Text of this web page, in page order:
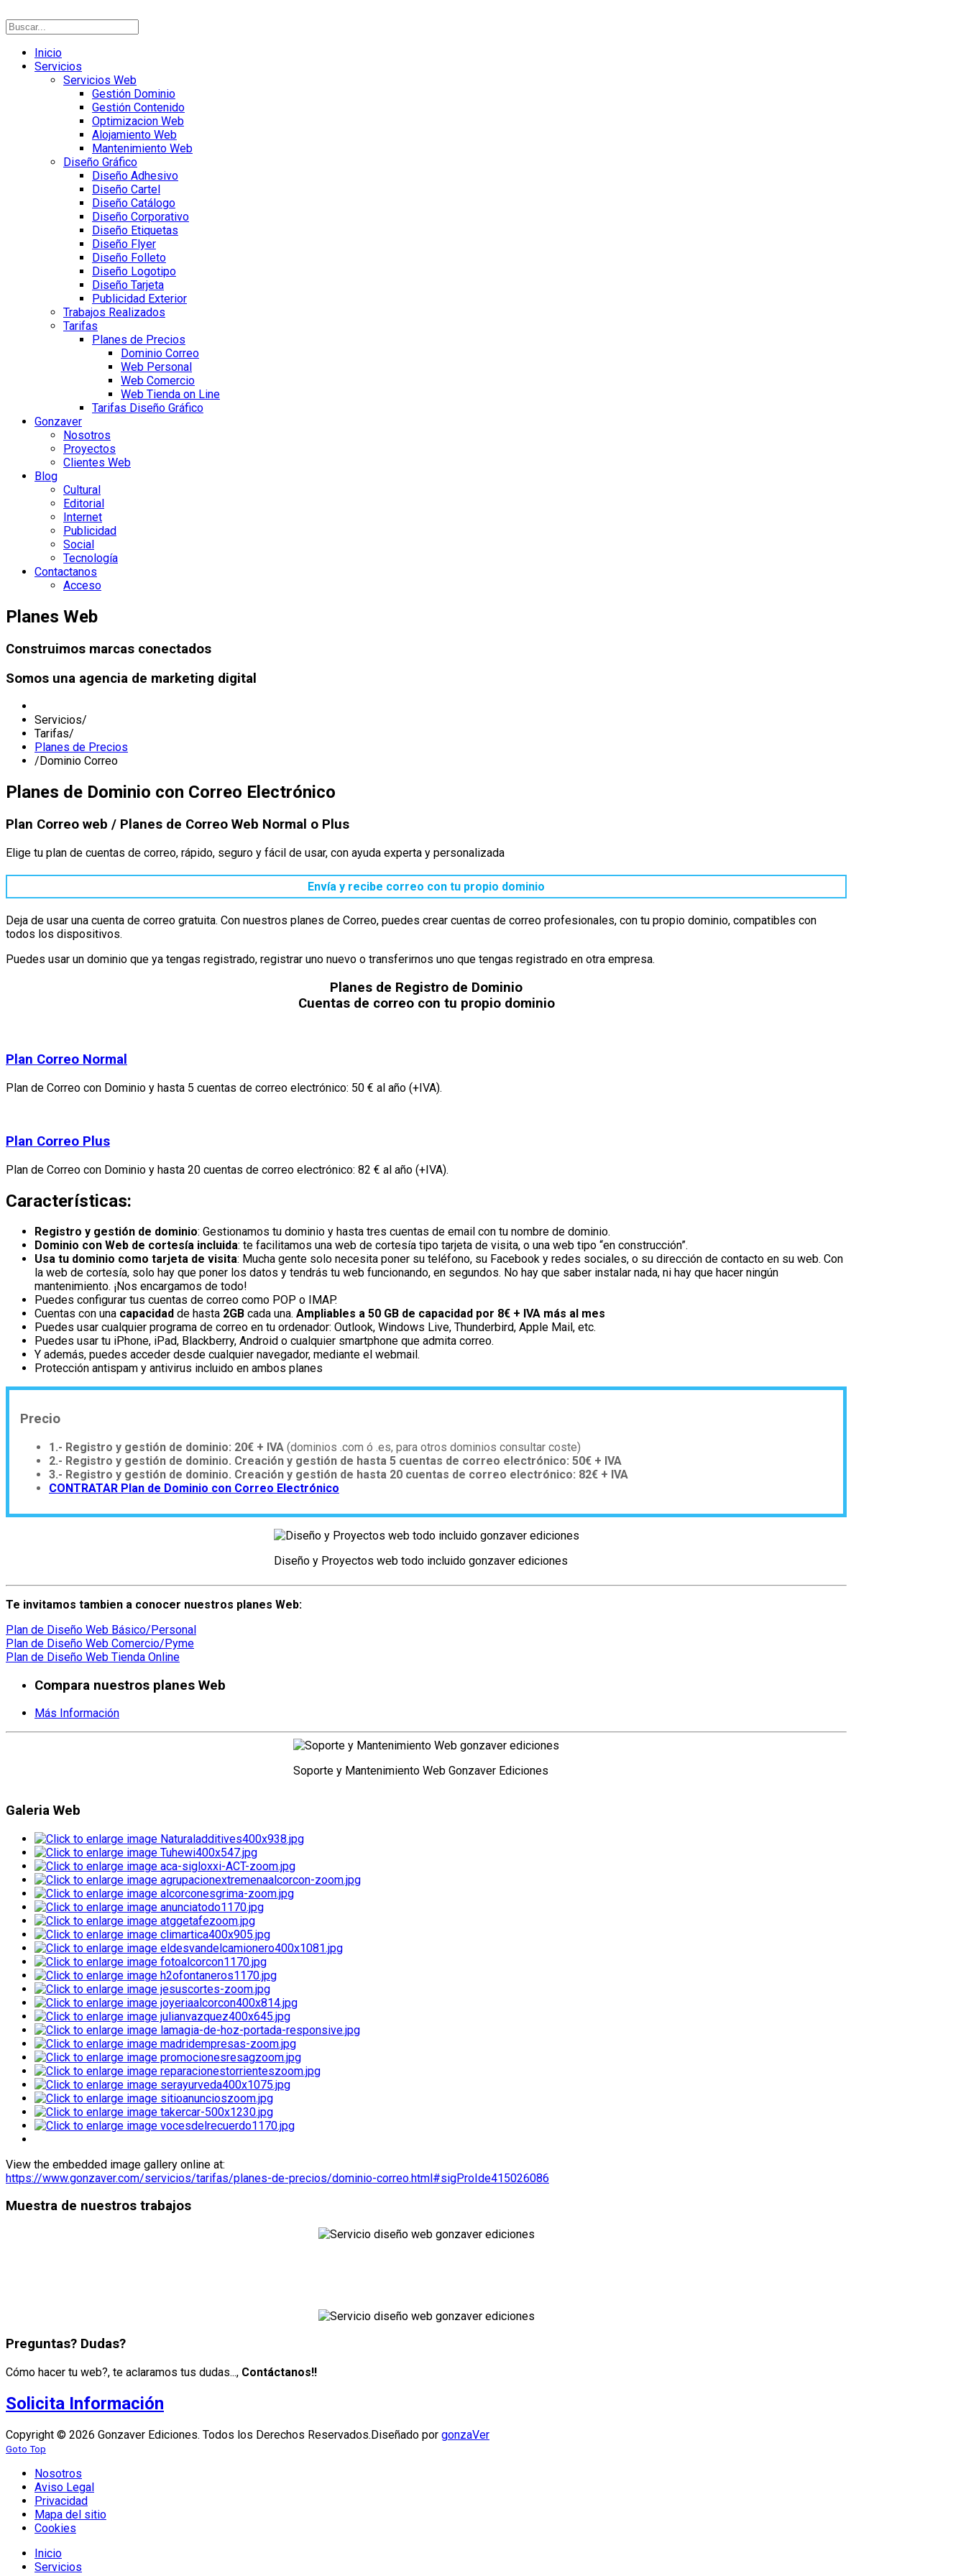
Inicio
Servicios
Servicios Web
Gestión Dominio
Gestión Contenido
Optimizacion Web
Alojamiento Web
Mantenimiento Web
Diseño Gráfico
Diseño Adhesivo
Diseño Cartel
Diseño Catálogo
Diseño Corporativo
Diseño Etiquetas
Diseño Flyer
Diseño Folleto
Diseño Logotipo
Diseño Tarjeta
Publicidad Exterior
Trabajos Realizados
Tarifas
Planes de Precios
Dominio Correo
Web Personal
Web Comercio
Web Tienda on Line
Tarifas Diseño Gráfico
Gonzaver
Nosotros
Proyectos
Clientes Web
Blog
Cultural
Editorial
Internet
Publicidad
Social
Tecnología
Contactanos
Acceso
Planes Web
Construimos marcas conectados
Somos una agencia de marketing digital
Servicios/
Tarifas/
Planes de Precios
/ Dominio Correo
Planes de Dominio con Correo Electrónico
Plan Correo web / Planes de Correo Web Normal o Plus
Elige tu plan de cuentas de correo, rápido, seguro y fácil de usar, con ayuda experta y personalizada
Envía y recibe correo con tu propio dominio
Deja de usar una cuenta de correo gratuita. Con nuestros planes de Correo, puedes crear cuentas de correo profesionales, con tu propio dominio, compatibles con
todos los dispositivos.
Puedes usar un dominio que ya tengas registrado, registrar uno nuevo o transferirnos uno que tengas registrado en otra empresa.
Planes de Registro de Dominio
Cuentas de correo con tu propio dominio
Plan Correo Normal
Plan de Correo con Dominio y hasta 5 cuentas de correo electrónico: 50 € al año (+IVA).
Plan Correo Plus
Plan de Correo con Dominio y hasta 20 cuentas de correo electrónico: 82 € al año (+IVA).
Características:
Registro y gestión de dominio: Gestionamos tu dominio y hasta tres cuentas de email con tu nombre de dominio.
Dominio con Web de cortesía incluida: te facilitamos una web de cortesía tipo tarjeta de visita, o una web tipo “en construcción”.
Usa tu dominio como tarjeta de visita: Mucha gente solo necesita poner su teléfono, su Facebook y redes sociales, o su dirección de contacto en su web. Con
la web de cortesía, solo hay que poner los datos y tendrás tu web funcionando, en segundos. No hay que saber instalar nada, ni hay que hacer ningún
mantenimiento. ¡Nos encargamos de todo!
Puedes configurar tus cuentas de correo como POP o IMAP.
Cuentas con una capacidad de hasta 2GB cada una. Ampliables a 50 GB de capacidad por 8€ + IVA más al mes
Puedes usar cualquier programa de correo en tu ordenador: Outlook, Windows Live, Thunderbird, Apple Mail, etc.
Puedes usar tu iPhone, iPad, Blackberry, Android o cualquier smartphone que admita correo.
Y además, puedes acceder desde cualquier navegador, mediante el webmail.
Protección antispam y antivirus incluido en ambos planes
Precio
1.- Registro y gestión de dominio: 20€ + IVA (dominios .com ó .es, para otros dominios consultar coste)
2.- Registro y gestión de dominio. Creación y gestión de hasta 5 cuentas de correo electrónico: 50€ + IVA
3.- Registro y gestión de dominio. Creación y gestión de hasta 20 cuentas de correo electrónico: 82€ + IVA
CONTRATAR Plan de Dominio con Correo Electrónico
Diseño y Proyectos web todo incluido gonzaver ediciones
Te invitamos tambien a conocer nuestros planes Web:
Plan de Diseño Web Básico/Personal
Plan de Diseño Web Comercio/Pyme
Plan de Diseño Web Tienda Online
Compara nuestros planes Web
Más Información
Soporte y Mantenimiento Web Gonzaver Ediciones
Galeria Web
View the embedded image gallery online at:
https://www.gonzaver.com/servicios/tarifas/planes-de-precios/dominio-correo.html#sigProIde415026086
Muestra de nuestros trabajos
Preguntas? Dudas?
Cómo hacer tu web?, te aclaramos tus dudas..., Contáctanos!!
Solicita Información
Copyright © 2026 Gonzaver Ediciones. Todos los Derechos Reservados.Diseñado por gonzaVer
Goto Top
Nosotros
Aviso Legal
Privacidad
Mapa del sitio
Cookies
Inicio
Servicios